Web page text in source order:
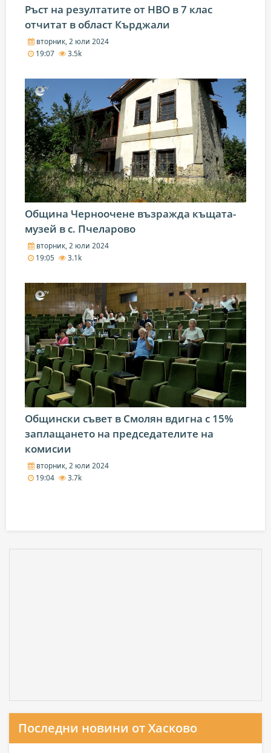
Ръст на резултатите от НВО в 7 клас
отчитат в област Кърджали
вторник, 2 юли 2024
19:07
3.5k
Община Черноочене възражда къщата-
музей в с. Пчеларово
вторник, 2 юли 2024
19:05
3.1k
Общински съвет в Смолян вдигна с 15%
заплащането на председателите на
комисии
вторник, 2 юли 2024
19:04
3.7k
Последни новини от Хасково